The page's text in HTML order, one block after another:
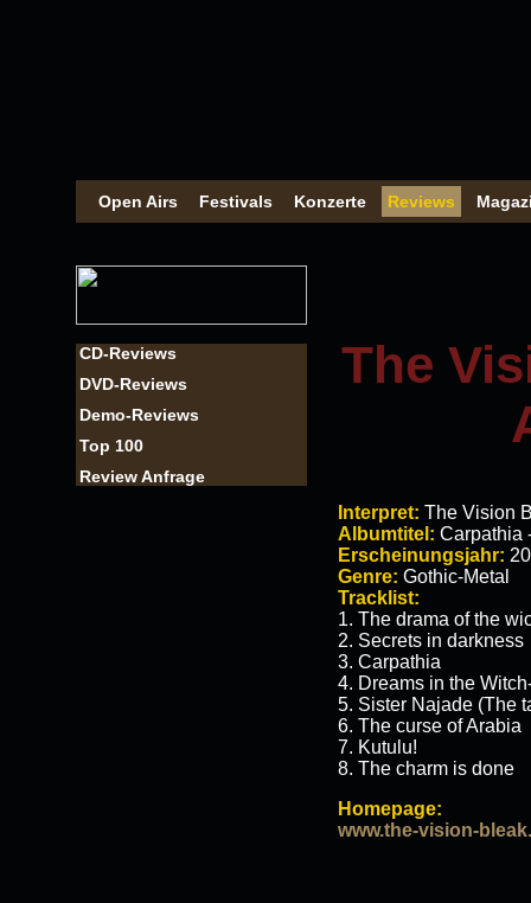
Open Airs Festivals Konzerte Reviews
CD-Reviews
DVD-Reviews
Demo-Reviews
Top 100
Review Anfrage
The
Interpret: The Vision
Albumtitel: Carpathia
Erscheinungsjahr:
Genre: Gothic-Metal
Tracklist:
1. The drama of the
2. Secrets in darkness
3. Carpathia
4. Dreams in the
5. Sister Najade (The
6. The curse of Arabia
7. Kutulu!
8. The charm is done
Homepage:
www.the-vision-